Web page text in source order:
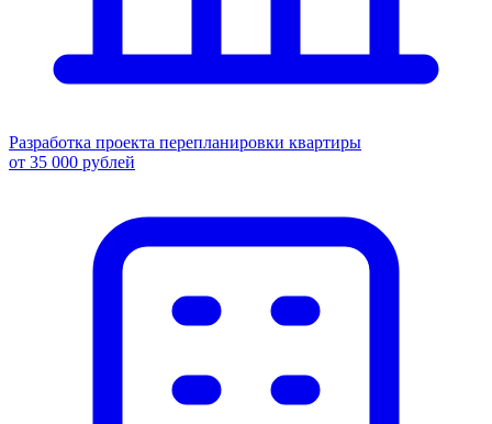
Разработка проекта перепланировки квартиры
от 35 000 рублей